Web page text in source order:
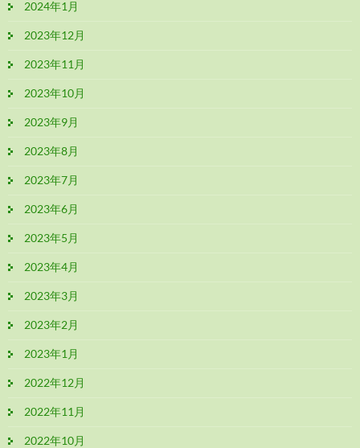
2024年1月
2023年12月
2023年11月
2023年10月
2023年9月
2023年8月
2023年7月
2023年6月
2023年5月
2023年4月
2023年3月
2023年2月
2023年1月
2022年12月
2022年11月
2022年10月